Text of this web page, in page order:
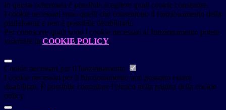
In questa schermata è possibile scegliere quali cookie consentire.
I cookie necessari sono quelli che consentono il funzionamento della
piattaforma e non è possibile disabilitarli.
Per conoscere quali sono i cookie necessari al funzionamento potete
visionare la COOKIE POLICY.
Cookie necessari per il funzionamento
I cookie necessari per il funzionamento non possono essere
disabilitati. È possibile consultare l'elenco nella pagina della cookie
policy.